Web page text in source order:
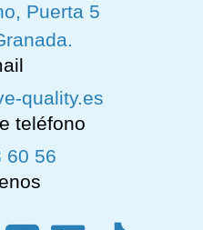
Puerta 5
quality.es
teléfono
60 56